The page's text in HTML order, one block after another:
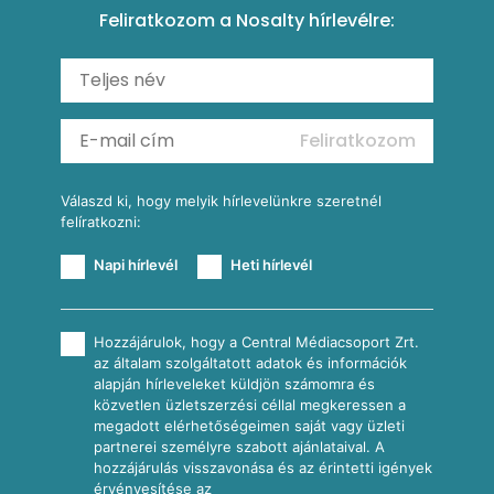
Carbonara
Shakshuka
Ratatouille
Mexikói húsleves kukorica salsával
Almás-kéksajtos kukoricasaláta
Köretek
Reggeli receptek
Feliratkozom a Nosalty hírlevélre:
Feliratkozom
Válaszd ki, hogy melyik hírlevelünkre szeretnél
felíratkozni:
Napi hírlevél Heti hírlevél
Hozzájárulok, hogy a Central Médiacsoport Zrt.
az általam szolgáltatott adatok és információk
alapján hírleveleket küldjön számomra és
közvetlen üzletszerzési céllal megkeressen a
megadott elérhetőségeimen saját vagy üzleti
partnerei személyre szabott ajánlataival. A
hozzájárulás visszavonása és az érintetti igények
érvényesítése az